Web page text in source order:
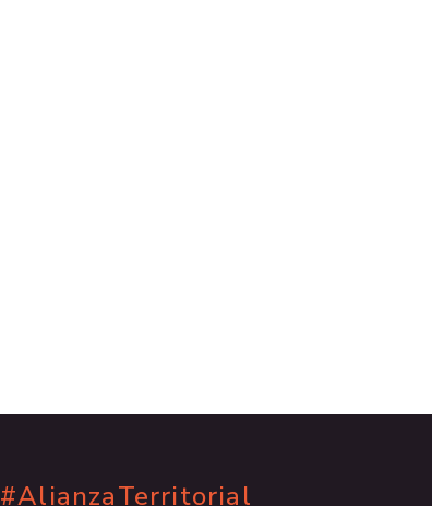
#AlianzaTerritorial
.